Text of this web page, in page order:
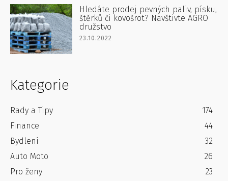
Hledáte prodej pevných paliv, písku,
štěrků či kovošrot? Navštivte AGRO
družstvo
23.10.2022
Kategorie
Rady a Tipy
174
Finance
44
Bydlení
32
Auto Moto
26
Pro ženy
23